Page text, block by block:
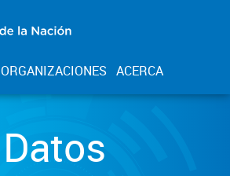
ORGANIZACIONES ACERCA
Datos